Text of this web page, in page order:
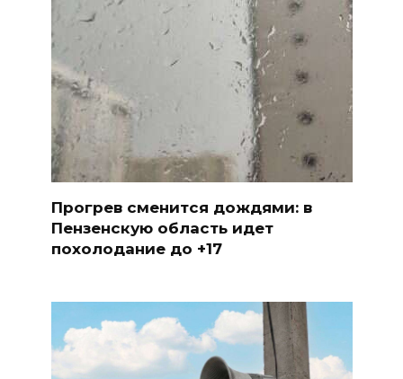
Прогрев сменится дождями: в
Пензенскую область идет
похолодание до +17